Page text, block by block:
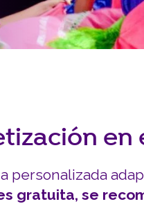
en
personalizada
gratuita, se